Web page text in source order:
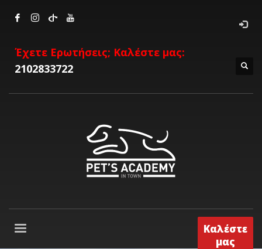
Έχετε Ερωτήσεις; Καλέστε μας:
2102833722
Καλέστε
μας